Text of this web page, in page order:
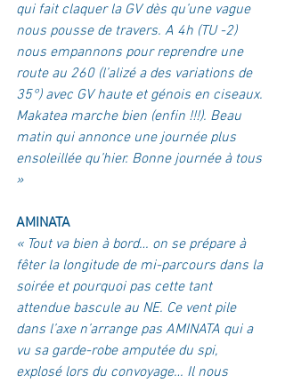
qui fait claquer la GV dès qu’une vague
nous pousse de travers. A 4h (TU -2)
nous empannons pour reprendre une
route au 260 (l’alizé a des variations de
35°) avec GV haute et génois en ciseaux.
Makatea marche bien (enfin !!!). Beau
matin qui annonce une journée plus
ensoleillée qu’hier. Bonne journée à tous
»
AMINATA
« Tout va bien à bord… on se prépare à
fêter la longitude de mi-parcours dans la
soirée et pourquoi pas cette tant
attendue bascule au NE. Ce vent pile
dans l’axe n’arrange pas AMINATA qui a
vu sa garde-robe amputée du spi,
explosé lors du convoyage… Il nous